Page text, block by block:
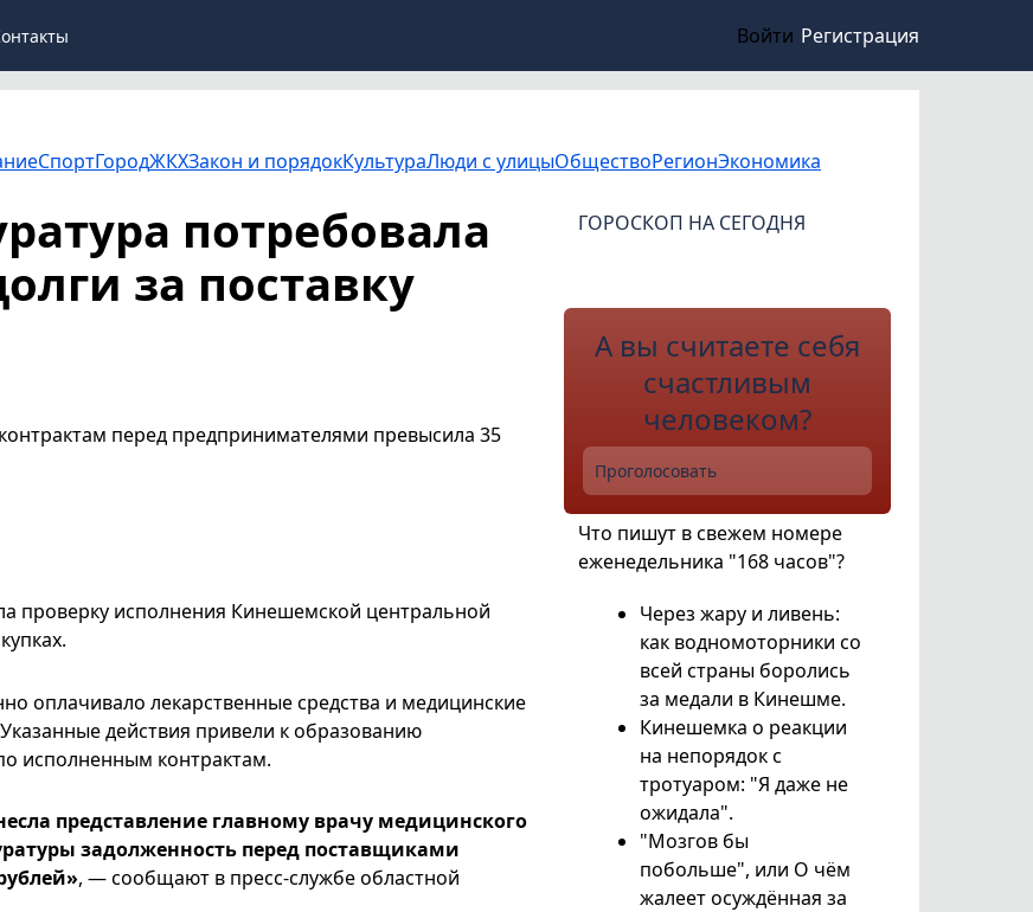
Войти Регистрация
СпортГородЖКХЗакон и порядокКультураЛюди с улицыОбществоРегионЭкономика
потребовала
за поставку
перед предпринимателями превысила 35
проверку исполнения Кинешемской центральной
оплачивало лекарственные средства и медицинские
действия привели к образованию
исполненным контрактам.
представление главному врачу медицинского
задолженность перед поставщиками
, — сообщают в пресс-службе областной
ГОРОСКОП НА СЕГОДНЯ
А вы считаете себя
счастливым
человеком?
Проголосовать
Что пишут в свежем номере
еженедельника "168 часов"?
Через жару и ливень:
как водномоторники со
всей страны боролись
за медали в Кинешме.
Кинешемка о реакции
на непорядок с
тротуаром: "Я даже не
ожидала".
"Мозгов бы
побольше", или О чём
жалеет осуждённая за